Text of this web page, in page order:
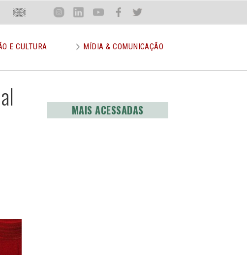
MenuEn Inst Lin You Face Twit
E CULTURA MÍDIA & COMUNICAÇÃO
MAIS ACESSADAS